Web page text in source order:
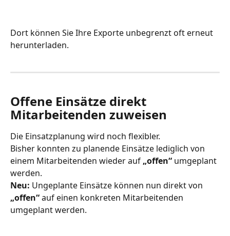
Dort können Sie Ihre Exporte unbegrenzt oft erneut
herunterladen.
Offene Einsätze direkt
Mitarbeitenden zuweisen
Die Einsatzplanung wird noch flexibler.
Bisher konnten zu planende Einsätze lediglich von
einem Mitarbeitenden wieder auf „offen“ umgeplant
werden.
Neu: Ungeplante Einsätze können nun direkt von
„offen“ auf einen konkreten Mitarbeitenden
umgeplant werden.